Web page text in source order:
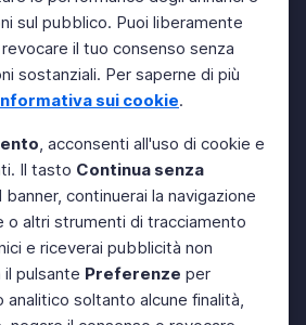
sul pubblico. Puoi liberamente
il tuo consenso senza
sostanziali. Per saperne di più
sui cookie.
, acconsenti all'uso di cookie e
Il tasto Continua senza
banner, continuerai la navigazione
o altri strumenti di tracciamento
e riceverai pubblicità non
pulsante Preferenze per
analitico soltanto alcune finalità,